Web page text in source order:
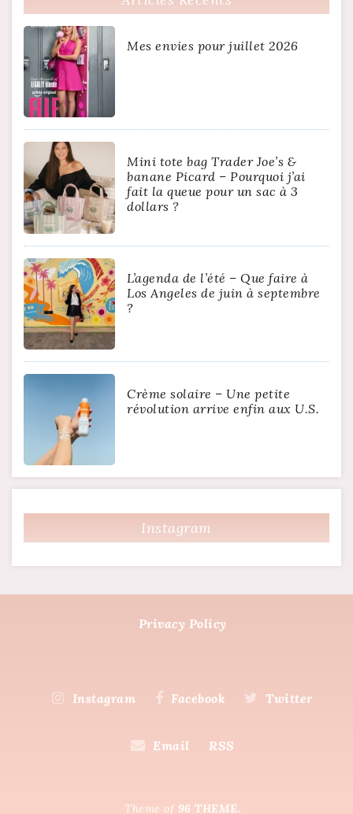
Mes envies pour juillet 2026
Mini tote bag Trader Joe’s &
banane Picard – Pourquoi j’ai
fait la queue pour un sac à 3
dollars ?
L’agenda de l’été – Que faire à
Los Angeles de juin à septembre
?
Crème solaire – Une petite
révolution arrive enfin aux U.S.
Instagram
Privacy Policy
Instagram Facebook Twitter
Email RSS
Theme of 96 THEME.